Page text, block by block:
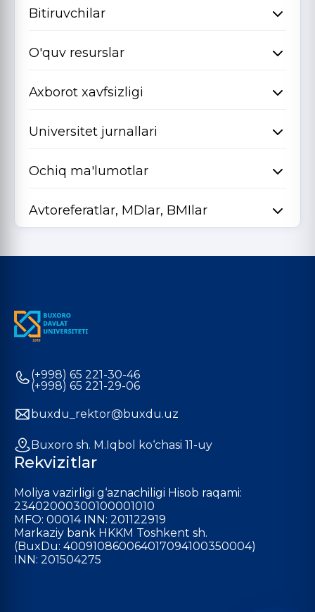
Bitiruvchilar
O'quv resurslar
Axborot xavfsizligi
Universitet jurnallari
Ochiq ma'lumotlar
Avtoreferatlar, MDlar, BMIlar
(+998) 65 221-30-46
(+998) 65 221-29-06
buxdu_rektor@buxdu.uz
Buxoro sh. M.Iqbol ko‘chasi 11-uy
Rekvizitlar
Moliya vazirligi g‘aznachiligi Hisob raqami:
23402000300100001010
MFO: 00014 INN: 201122919
Markaziy bank HKKM Toshkent sh.
(BuxDu: 400910860064017094100350004)
INN: 201504275